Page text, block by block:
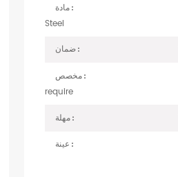
مادة :
Steel
ضمان :
مخصص :
require
مهلة :
عينة :